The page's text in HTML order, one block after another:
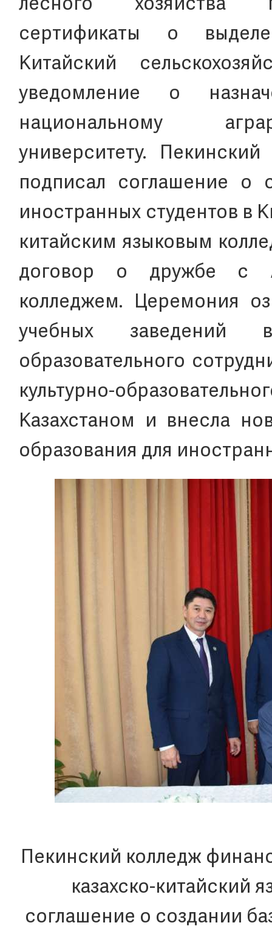
лесного хозяйства
сертификаты о
Китайский
уведомление о
национальному
университету.
подписал соглашение о
иностранных студентов в
китайским языковым
договор о дружбе с
колледжем. Церемония
учебных заведений
образовательного
культурно-
Казахстаном и внесла
образования для
Пекинский колледж
казахско-китайский
соглашение о создании